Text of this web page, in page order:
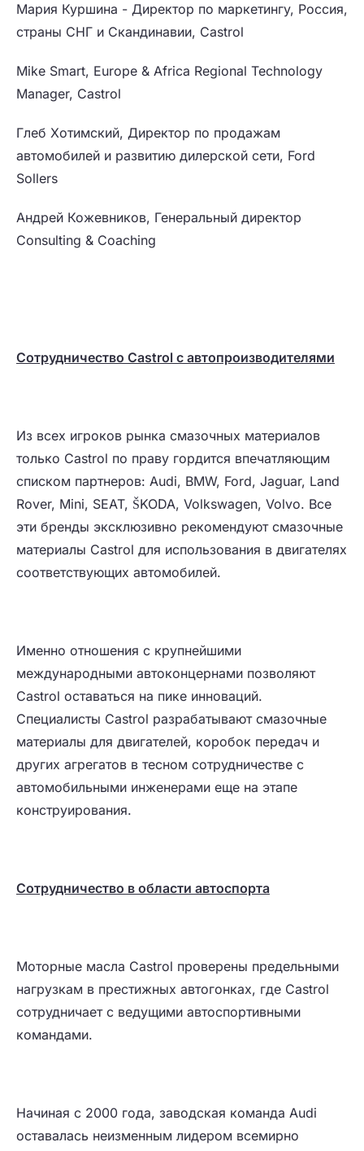
Мария Куршина - Директор по маркетингу, Россия,
страны СНГ и Скандинавии, Castrol
Mike Smart, Europe & Africa Regional Technology
Manager, Castrol
Глеб Хотимский, Директор по продажам
автомобилей и развитию дилерской сети, Ford
Sollers
Андрей Кожевников, Генеральный директор
Consulting & Coaching
Cотрудничество Castrol с автопроизводителями
Из всех игроков рынка смазочных материалов
только Castrol по праву гордится впечатляющим
списком партнеров: Audi, BMW, Ford, Jaguar, Land
Rover, Mini, SEAT, ŠKODA, Volkswagen, Volvo. Все
эти бренды эксклюзивно рекомендуют смазочные
материалы Castrol для использования в двигателях
соответствующих автомобилей.
Именно отношения с крупнейшими
международными автоконцернами позволяют
Castrol оставаться на пике инноваций.
Специалисты Castrol разрабатывают смазочные
материалы для двигателей, коробок передач и
других агрегатов в тесном сотрудничестве с
автомобильными инженерами еще на этапе
конструирования.
Cотрудничество в области автоспорта
Моторные масла Castrol проверены предельными
нагрузкам в престижных автогонках, где Castrol
сотрудничает с ведущими автоспортивными
командами.
Начиная с 2000 года, заводская команда Audi
оставалась неизменным лидером всемирно